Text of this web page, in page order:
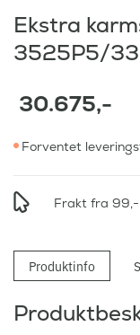
Ekstra
3525P5/
30.675,-
Forventet
Frakt fra 99,-
Produktinfo